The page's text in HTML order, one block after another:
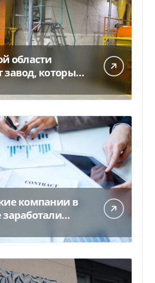
области
завод, который
товаров за
компании в